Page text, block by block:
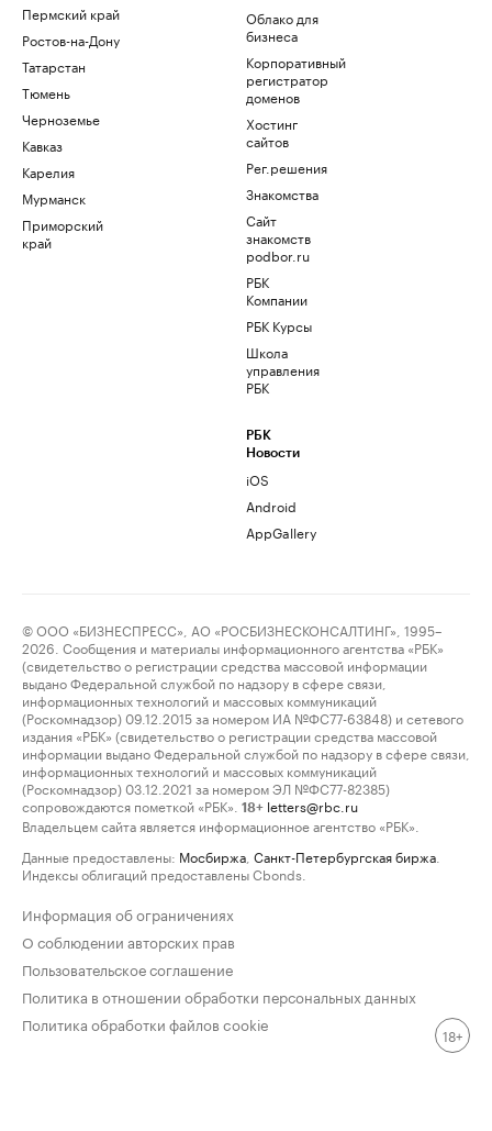
Пермский край
Ростов-на-Дону
Татарстан
Тюмень
Черноземье
Кавказ
Карелия
Мурманск
Приморский
край
Облако для
бизнеса
Корпоративный
регистратор
доменов
Хостинг
сайтов
Рег.решения
Знакомства
Сайт
знакомств
podbor.ru
РБК
Компании
РБК Курсы
Школа
управления
РБК
РБК
Новости
iOS
Android
AppGallery
© ООО «БИЗНЕСПРЕСС», АО «РОСБИЗНЕСКОНСАЛТИНГ», 1995–
2026. Сообщения и материалы информационного агентства «РБК»
(свидетельство о регистрации средства массовой информации
выдано Федеральной службой по надзору в сфере связи,
информационных технологий и массовых коммуникаций
(Роскомнадзор) 09.12.2015 за номером ИА №ФС77-63848) и сетевого
издания «РБК» (свидетельство о регистрации средства массовой
информации выдано Федеральной службой по надзору в сфере связи,
информационных технологий и массовых коммуникаций
(Роскомнадзор) 03.12.2021 за номером ЭЛ №ФС77-82385)
сопровождаются пометкой «РБК».
18+ letters@rbc.ru
Владельцем сайта является информационное агентство «РБК».
Данные предоставлены: Мосбиржа Санкт-Петербургская биржа
Индексы облигаций предоставлены Cbonds.
Информация об ограничениях
О соблюдении авторских прав
Пользовательское соглашение
Политика в отношении обработки персональных данных
Политика обработки файлов cookie
18+